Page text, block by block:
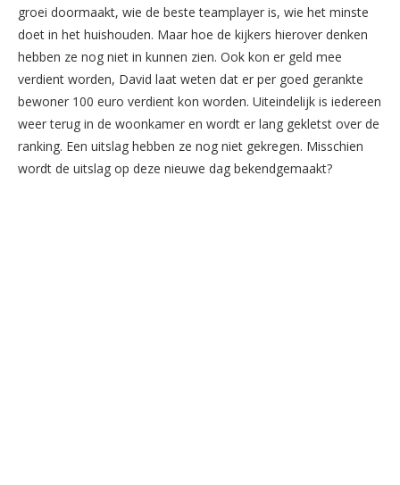
groei doormaakt, wie de beste teamplayer is, wie het minste
doet in het huishouden. Maar hoe de kijkers hierover denken
hebben ze nog niet in kunnen zien. Ook kon er geld mee
verdient worden, David laat weten dat er per goed gerankte
bewoner 100 euro verdient kon worden. Uiteindelijk is iedereen
weer terug in de woonkamer en wordt er lang gekletst over de
ranking. Een uitslag hebben ze nog niet gekregen. Misschien
wordt de uitslag op deze nieuwe dag bekendgemaakt?